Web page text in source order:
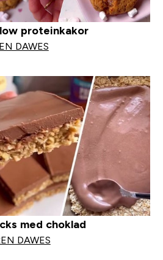
proteinkakor
DAWES
med choklad
DAWES